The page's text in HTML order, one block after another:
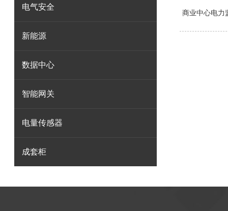
电气安全
新能源
数据中心
智能网关
电量传感器
成套柜
商业中心电力